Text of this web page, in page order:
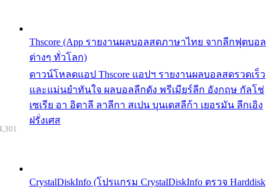
Thscore (App รายงานผลบอลสดภาษาไทย จากลีกฟุตบอล
ต่างๆ ทั่วโลก)
ดาวน์โหลดแอป Thscore แอปฯ รายงานผลบอลสดรวดเร็ว
และแม่นยำทันใจ ผลบอลลีกดัง พรีเมียร์ลีก อังกฤษ กัลโช่
เซเรีย อา อิตาลี ลาลีกา สเปน บุนเดสลีก้า เยอรมัน ลีกเอิง
ฝรั่งเศส
CrystalDiskInfo (โปรแกรม CrystalDiskInfo ตรวจ Harddisk